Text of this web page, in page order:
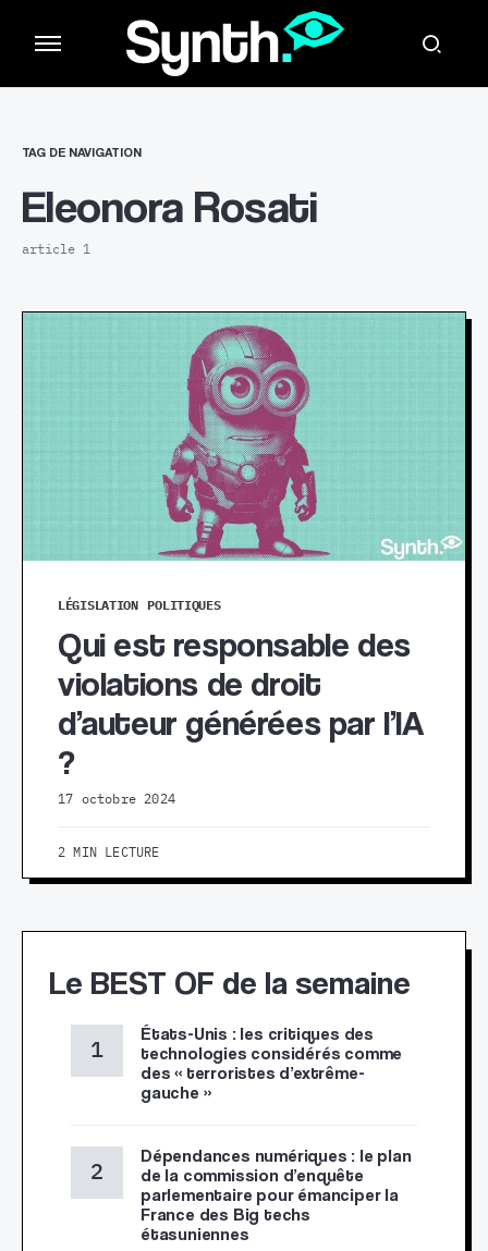
TAG DE NAVIGATION
Eleonora Rosati
article 1
LÉGISLATION POLITIQUES
Qui est responsable des
violations de droit
d’auteur générées par l’IA
?
17 octobre 2024
2 MIN LECTURE
Le BEST OF de la semaine
États-Unis : les critiques des
technologies considérés comme
des « terroristes d’extrême-
gauche »
Dépendances numériques : le plan
de la commission d’enquête
parlementaire pour émanciper la
France des Big techs
étasuniennes